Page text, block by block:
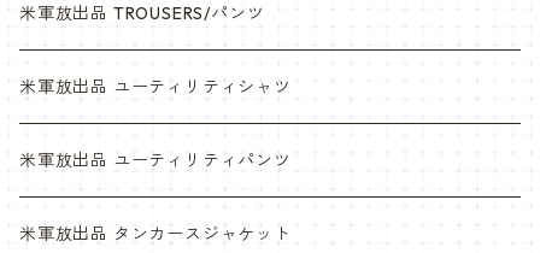
デザートマーパット
ABU
NWU
デザート
デザートマーパット
ABU
NWU
米軍放出品 TROUSERS/パンツ
米軍放出品 ユーティリティシャツ
米軍放出品 ユーティリティパンツ
米軍放出品 タンカースジャケット